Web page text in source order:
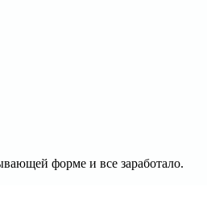
форме и все заработало.